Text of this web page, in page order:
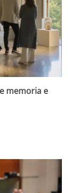
memoria e